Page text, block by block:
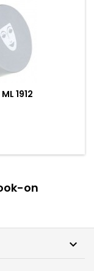
1912
on
